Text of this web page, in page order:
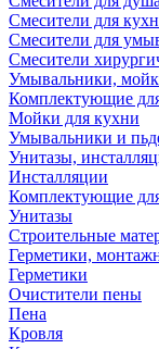
Смесители для
Смесители для
Смесители
Умывальники,
Комплектующие
Мойки для кухни
Умывальники и
Унитазы,
Инсталляции
Комплектующие
Унитазы
Строительные
Герметики,
Герметики
Очистители пены
Пена
Кровля